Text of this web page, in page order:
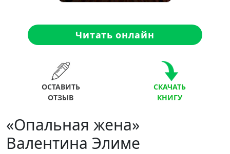
Читать онлайн
ОСТАВИТЬ
ОТЗЫВ
СКАЧАТЬ
КНИГУ
«Опальная жена»
Валентина Элиме